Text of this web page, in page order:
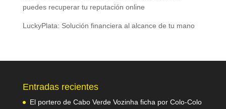
puedes recuperar tu reputación online
LuckyPlata: Solución financiera al alcance de tu mano
Entradas recientes
El portero de Cabo Verde Vozinha ficha por Colo-Colo